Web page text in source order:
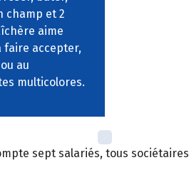
champ et 2
aime
faire accepter,
au
multicolores.
sept salariés, tous